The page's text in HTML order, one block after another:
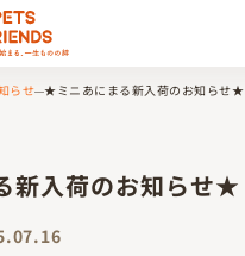
らせ ★ミニあにまる新入荷のお知らせ★
新入荷のお知らせ★